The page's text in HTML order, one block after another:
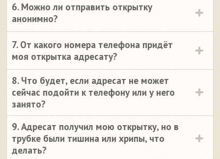
6. Можно ли отправить открытку
анонимно?
7. От какого номера телефона придёт
моя открытка адресату?
8. Что будет, если адресат не может
сейчас подойти к телефону или у него
занято?
9. Адресат получил мою открытку, но в
трубке были тишина или хрипы, что
делать?